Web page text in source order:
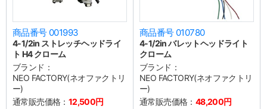
商品番号 001993
4-1/2in ストレッチヘッドライ
ト H4 クローム
ブランド：
NEO FACTORY(ネオファクトリ
ー)
通常販売価格： 12,500円
商品番号 010780
4-1/2in バレットヘッドライト
クローム
ブランド：
NEO FACTORY(ネオファクトリ
ー)
通常販売価格： 48,200円